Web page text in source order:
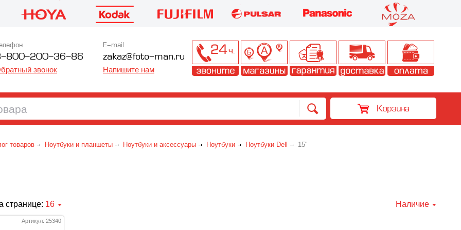
800-200-36-86
звонок
E-mail
zakaz@foto-man.ru
Напишите нам
Корзина
товаров Ноутбуки и планшеты Ноутбуки и аксессуары Ноутбуки Ноутбуки Dell 15"
странице: 16 Наличие
Артикул: 25340